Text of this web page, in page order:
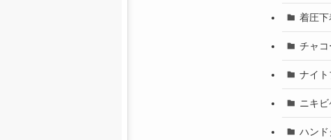
着圧下
チャ
ナイト
ニキ
ハンド